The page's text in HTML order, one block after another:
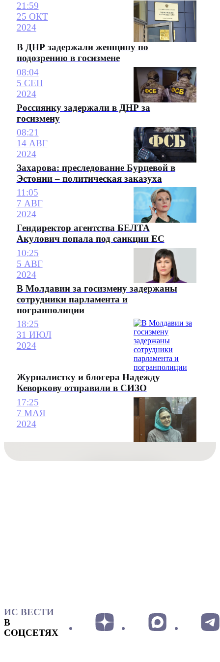
21:59
25 ОКТ
2024
В ДНР задержали женщину по
подозрению в госизмене
08:04
5 СЕН
2024
Россиянку задержали в ДНР за
госизмену
08:21
14 АВГ
2024
Захарова: преследование Бурцевой в
Эстонии – политическая заказуха
11:05
7 АВГ
2024
Гендиректор агентства БЕЛТА
Акулович попала под санкции ЕС
10:25
5 АВГ
2024
В Молдавии за госизмену задержаны
сотрудники парламента и
погранполиции
18:25
31 ИЮЛ
2024
Журналистку и блогера Надежду
Кеворкову отправили в СИЗО
17:25
7 МАЯ
2024
ИС ВЕСТИ
В
СОЦСЕТЯХ